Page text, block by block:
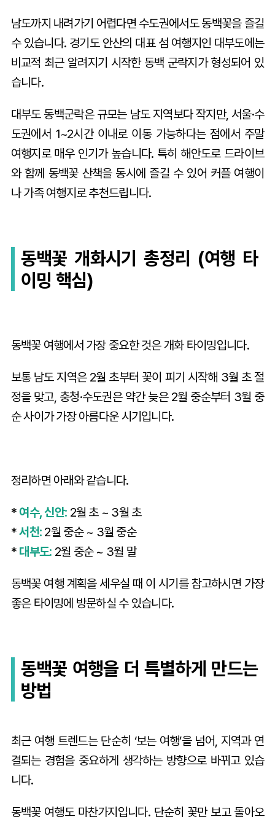
남도까지 내려가기 어렵다면 수도권에서도 동백꽃을 즐길
수 있습니다. 경기도 안산의 대표 섬 여행지인 대부도에는
비교적 최근 알려지기 시작한 동백 군락지가 형성되어 있
습니다.
대부도 동백군락은 규모는 남도 지역보다 작지만, 서울·수
도권에서 1~2시간 이내로 이동 가능하다는 점에서 주말
여행지로 매우 인기가 높습니다. 특히 해안도로 드라이브
와 함께 동백꽃 산책을 동시에 즐길 수 있어 커플 여행이
나 가족 여행지로 추천드립니다.
동백꽃 개화시기 총정리 (여행 타
이밍 핵심)
동백꽃 여행에서 가장 중요한 것은 개화 타이밍입니다.
보통 남도 지역은 2월 초부터 꽃이 피기 시작해 3월 초 절
정을 맞고, 충청·수도권은 약간 늦은 2월 중순부터 3월 중
순 사이가 가장 아름다운 시기입니다.
정리하면 아래와 같습니다.
*여수, 신안: 2월 초 ~ 3월 초
*서천: 2월 중순 ~ 3월 중순
* 대부도: 2월 중순 ~ 3월 말
동백꽃 여행 계획을 세우실 때 이 시기를 참고하시면 가장
좋은 타이밍에 방문하실 수 있습니다.
동백꽃 여행을 더 특별하게 만드는
방법
최근 여행 트렌드는 단순히 ‘보는 여행’을 넘어, 지역과 연
결되는 경험을 중요하게 생각하는 방향으로 바뀌고 있습
니다.
동백꽃 여행도 마찬가지입니다. 단순히 꽃만 보고 돌아오